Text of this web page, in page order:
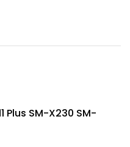
Plus SM-X230 SM-